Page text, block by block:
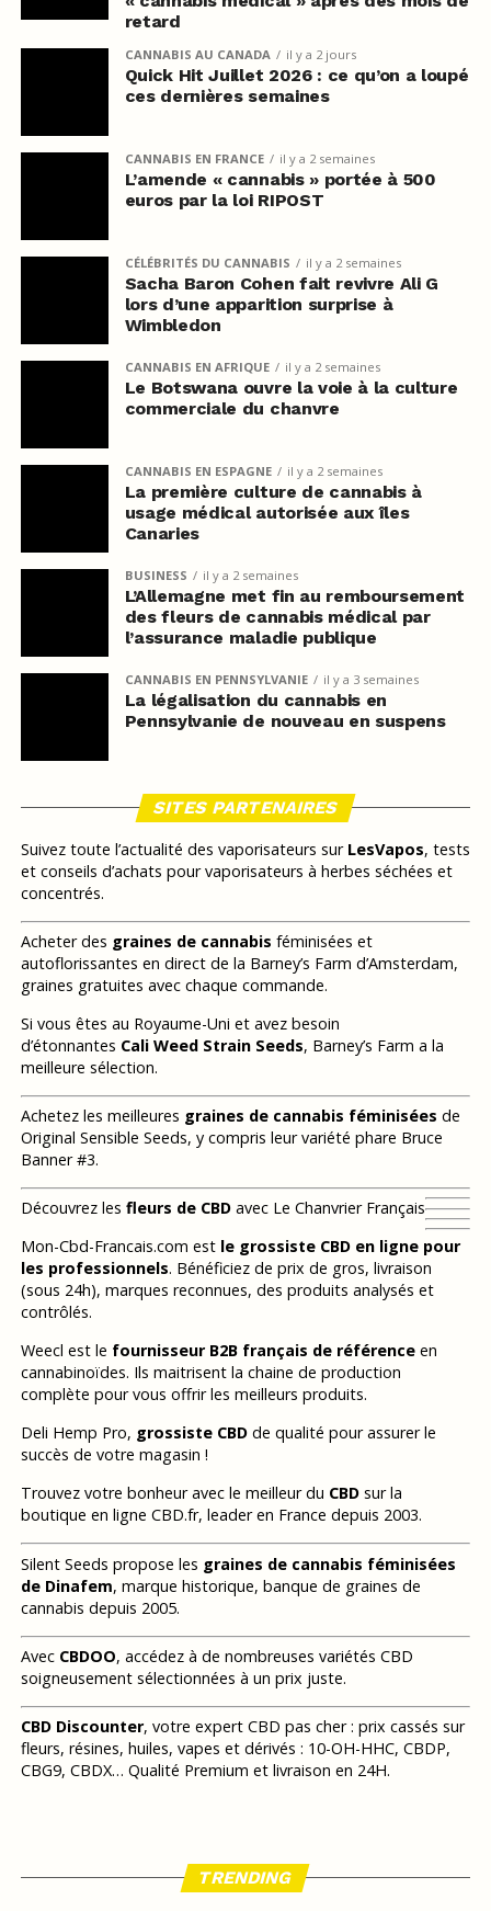
retard
CANNABIS AU CANADA il y a 2 jours
Quick Hit Juillet 2026 : ce qu’on a loupé
ces dernières semaines
CANNABIS EN FRANCE il y a 2 semaines
L’amende « cannabis » portée à 500
euros par la loi RIPOST
CÉLÉBRITÉS DU CANNABIS il y a 2 semaines
Sacha Baron Cohen fait revivre Ali G
lors d’une apparition surprise à
Wimbledon
CANNABIS EN AFRIQUE il y a 2 semaines
Le Botswana ouvre la voie à la culture
commerciale du chanvre
CANNABIS EN ESPAGNE il y a 2 semaines
La première culture de cannabis à
usage médical autorisée aux îles
Canaries
BUSINESS il y a 2 semaines
L’Allemagne met fin au remboursement
des fleurs de cannabis médical par
l’assurance maladie publique
CANNABIS EN PENNSYLVANIE il y a 3 semaines
La légalisation du cannabis en
Pennsylvanie de nouveau en suspens
SITES PARTENAIRES
Suivez toute l’actualité des vaporisateurs sur LesVapos, tests
et conseils d’achats pour vaporisateurs à herbes séchées et
concentrés.
Acheter des graines de cannabis féminisées et
autoflorissantes en direct de la Barney’s Farm d’Amsterdam,
graines gratuites avec chaque commande.
Si vous êtes au Royaume-Uni et avez besoin
d’étonnantes Cali Weed Strain Seeds, Barney’s Farm a la
meilleure sélection.
Achetez les meilleures graines de cannabis féminisées de
Original Sensible Seeds, y compris leur variété phare Bruce
Banner #3.
Découvrez les fleurs de CBDavec Le Chanvrier Français
Mon-Cbd-Francais.com est le grossiste CBD en ligne pour
les professionnels. Bénéficiez de prix de gros, livraison
(sous 24h), marques reconnues, des produits analysés et
contrôlés.
Weecl est le fournisseur B2B français de référenceen
cannabinoïdes. Ils maitrisent la chaine de production
complète pour vous offrir les meilleurs produits.
Deli Hemp Pro, grossiste CBDde qualité pour assurer le
succès de votre magasin !
Trouvez votre bonheur avec le meilleur du CBDsur la
boutique en ligne CBD.fr, leader en France depuis 2003.
Silent Seeds propose les graines de cannabis féminisées
de Dinafem, marque historique, banque de graines de
cannabis depuis 2005.
Avec CBDOO, accédez à de nombreuses variétés CBD
soigneusement sélectionnées à un prix juste.
CBD Discounter, votre expert CBD pas cher : prix cassés sur
fleurs, résines, huiles, vapes et dérivés : 10-OH-HHC, CBDP,
CBG9, CBDX… Qualité Premium et livraison en 24H.
TRENDING